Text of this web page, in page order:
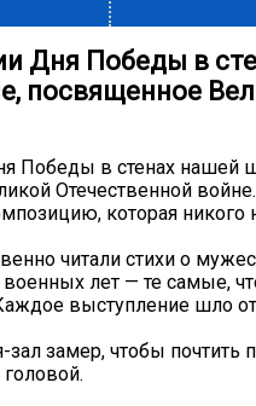
Дня Победы в
посвященное
Победы в стенах нашей
Отечественной
которая никого
читали стихи о
лет — те самые,
выступление шло от
зал замер, чтобы